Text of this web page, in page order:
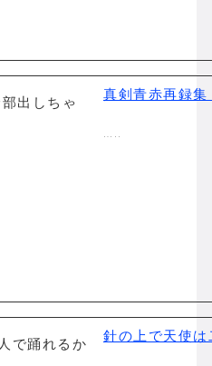
真剣青赤再録
…..
針の上で天使